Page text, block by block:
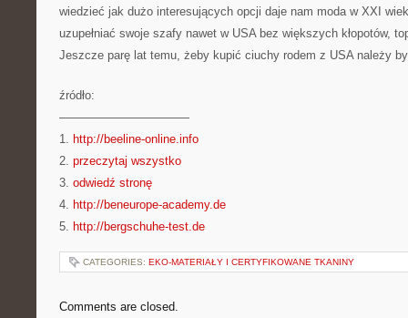
wiedzieć jak dużo interesujących opcji daje nam moda w XXI
uzupełniać swoje szafy nawet w USA bez większych kłopotów,
Jeszcze parę lat temu, żeby kupić ciuchy rodem z USA należy
źródło:
———————————
1. http://beeline-online.info
2. przeczytaj wszystko
3. odwiedź stronę
4. http://beneurope-academy.de
5. http://bergschuhe-test.de
CATEGORIES: EKO-MATERIAŁY I CERTYFIKOWANE TKANINY
Comments are closed.